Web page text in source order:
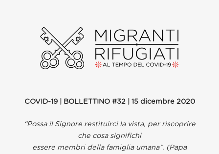
COVID-19 | BOLLETTINO #32 | 15 dicembre 2020
“Possa il Signore restituirci la vista, per riscoprire
che cosa significhi
essere membri della famiglia umana”. (Papa